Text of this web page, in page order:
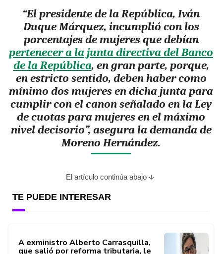
“El presidente de la República, Iván
Duque Márquez, incumplió con los
porcentajes de mujeres que debían
pertenecer a la junta directiva del Banco
de la República, en gran parte, porque,
en estricto sentido, deben haber como
mínimo dos mujeres en dicha junta para
cumplir con el canon señalado en la Ley
de cuotas para mujeres en el máximo
nivel decisorio”, asegura la demanda de
Moreno Hernández.
El artículo continúa abajo
TE PUEDE INTERESAR
A exministro Alberto Carrasquilla,
que salió por reforma tributaria, le